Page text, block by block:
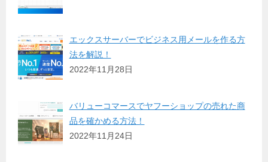
エックスサーバーでビジネス用メールを作る方
法を解説！
2022年11月28日
バリューコマースでヤフーショップの売れた商
品を確かめる方法！
2022年11月24日